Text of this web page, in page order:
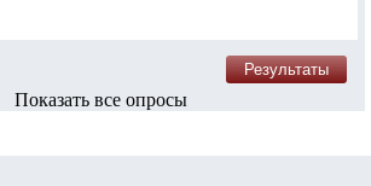
Показать все опросы